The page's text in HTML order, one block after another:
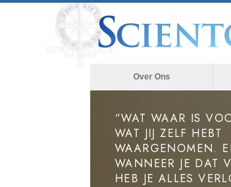
Over Ons
“WAT WAAR IS
WAT JIJ ZELF HEBT
WAARGENOMEN.
WANNEER JE DAT
HEB JE ALLES